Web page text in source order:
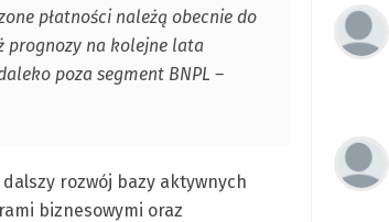
płatności należą obecnie do
prognozy na kolejne lata
poza segment BNPL –
rozwój bazy aktywnych
biznesowymi oraz